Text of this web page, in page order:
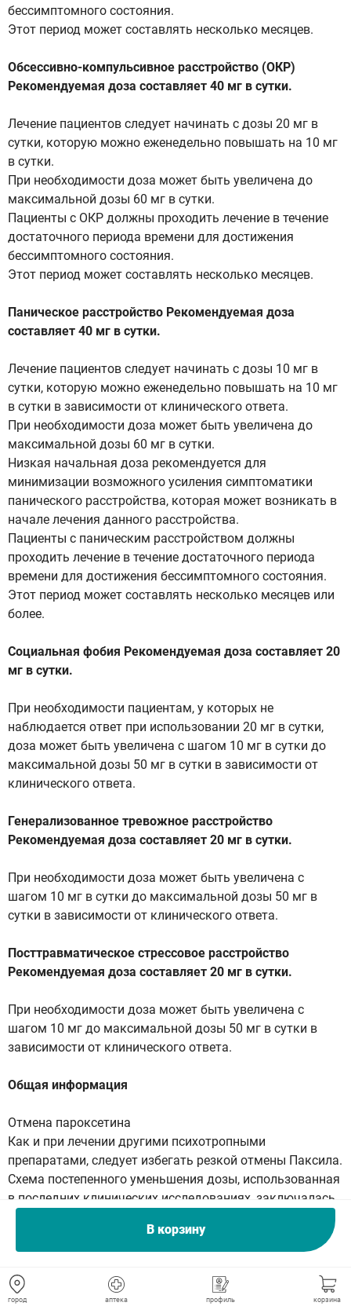
город аптека профиль корзина
В корзину
бессимптомного состояния.
Этот период может составлять несколько месяцев.
Обсессивно-компульсивное расстройство (ОКР)
Рекомендуемая доза составляет 40 мг в сутки.
Лечение пациентов следует начинать с дозы 20 мг в
сутки, которую можно еженедельно повышать на 10 мг
в сутки.
При необходимости доза может быть увеличена до
максимальной дозы 60 мг в сутки.
Пациенты с ОКР должны проходить лечение в течение
достаточного периода времени для достижения
бессимптомного состояния.
Этот период может составлять несколько месяцев.
Паническое расстройство Рекомендуемая доза
составляет 40 мг в сутки.
Лечение пациентов следует начинать с дозы 10 мг в
сутки, которую можно еженедельно повышать на 10 мг
в сутки в зависимости от клинического ответа.
При необходимости доза может быть увеличена до
максимальной дозы 60 мг в сутки.
Низкая начальная доза рекомендуется для
минимизации возможного усиления симптоматики
панического расстройства, которая может возникать в
начале лечения данного расстройства.
Пациенты с паническим расстройством должны
проходить лечение в течение достаточного периода
времени для достижения бессимптомного состояния.
Этот период может составлять несколько месяцев или
более.
Социальная фобия Рекомендуемая доза составляет 20
мг в сутки.
При необходимости пациентам, у которых не
наблюдается ответ при использовании 20 мг в сутки,
доза может быть увеличена с шагом 10 мг в сутки до
максимальной дозы 50 мг в сутки в зависимости от
клинического ответа.
Генерализованное тревожное расстройство
Рекомендуемая доза составляет 20 мг в сутки.
При необходимости доза может быть увеличена с
шагом 10 мг в сутки до максимальной дозы 50 мг в
сутки в зависимости от клинического ответа.
Посттравматическое стрессовое расстройство
Рекомендуемая доза составляет 20 мг в сутки.
При необходимости доза может быть увеличена с
шагом 10 мг до максимальной дозы 50 мг в сутки в
зависимости от клинического ответа.
Общая информация
Отмена пароксетина
Как и при лечении другими психотропными
препаратами, следует избегать резкой отмены Паксила.
Схема постепенного уменьшения дозы, использованная
в последних клинических исследованиях, заключалась
После достижения дозы 20 мг в сутки пациенты
продолжали принимать эту дозу в течение 1 недели, и
лишь после этого препарат отменяли полностью.
Если симптомы отмены развиваются во время